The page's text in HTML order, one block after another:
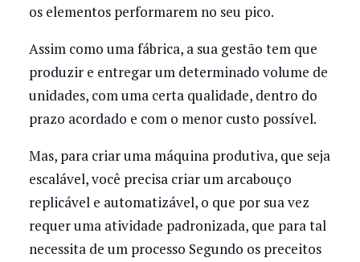
os elementos performarem no seu pico.
Assim como uma fábrica, a sua gestão tem que
produzir e entregar um determinado volume de
unidades, com uma certa qualidade, dentro do
prazo acordado e com o menor custo possível.
Mas, para criar uma máquina produtiva, que seja
escalável, você precisa criar um arcabouço
replicável e automatizável, o que por sua vez
requer uma atividade padronizada, que para tal
necessita de um processo Segundo os preceitos